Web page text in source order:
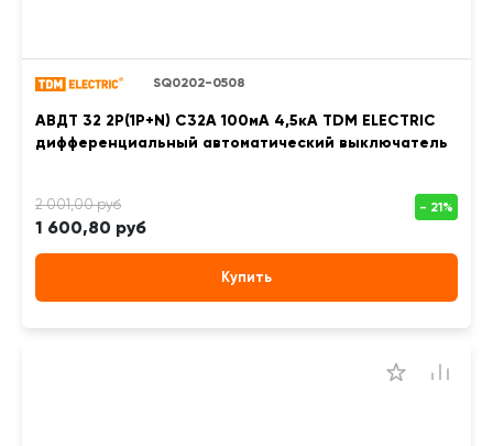
SQ0202-0508
АВДТ 32 2P(1P+N) C32А 100мА 4,5кА TDM ELECTRIC
дифференциальный автоматический выключатель
1 600,80 руб
Купить